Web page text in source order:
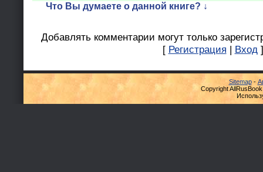
Что Вы думаете о данной книге? ↓
Добавлять комментарии могут только
[ Регистрация | Вход ]
Sitemap-
Copyright